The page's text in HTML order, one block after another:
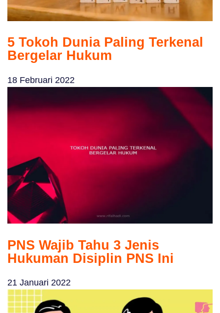
5 Tokoh Dunia Paling Terkenal
Bergelar Hukum
18 Februari 2022
PNS Wajib Tahu 3 Jenis
Hukuman Disiplin PNS Ini
21 Januari 2022